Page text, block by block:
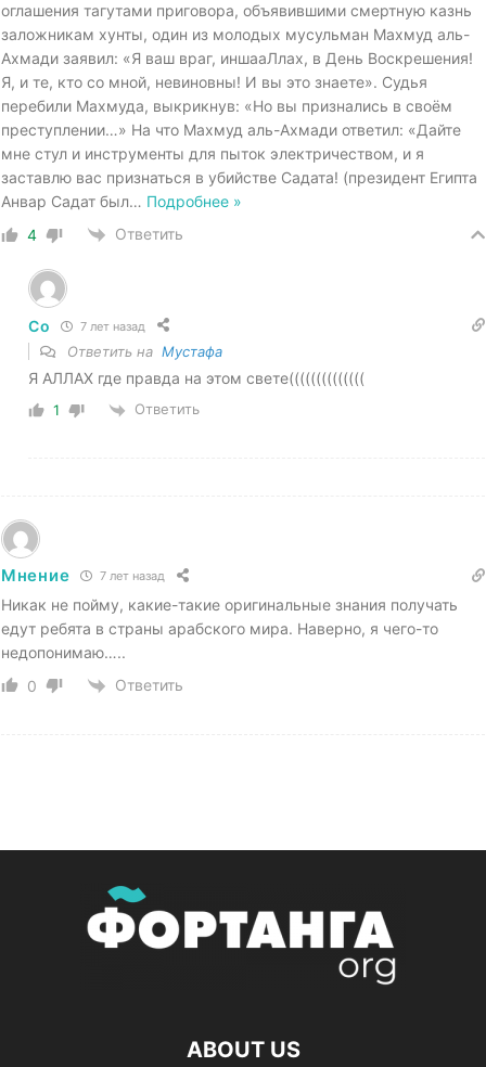
оглашения тагутами приговора, объявившими смертную казнь
заложникам хунты, один из молодых мусульман Махмуд аль-
Ахмади заявил: «Я ваш враг, иншааЛлах, в День Воскрешения!
Я, и те, кто со мной, невиновны! И вы это знаете». Судья
перебили Махмуда, выкрикнув: «Но вы признались в своём
преступлении…» На что Махмуд аль-Ахмади ответил: «Дайте
мне стул и инструменты для пыток электричеством, и я
заставлю вас признаться в убийстве Садата! (президент Египта
Анвар Садат был… Подробнее »
4
Ответить
Со 7 лет назад
Ответить на Мустафа
Я АЛЛАХ где правда на этом свете((((((((((((((
1 Ответить
Мнение 7 лет назад
Никак не пойму, какие-такие оригинальные знания получать
едут ребята в страны арабского мира. Наверно, я чего-то
недопонимаю…..
0
Ответить
ABOUT US